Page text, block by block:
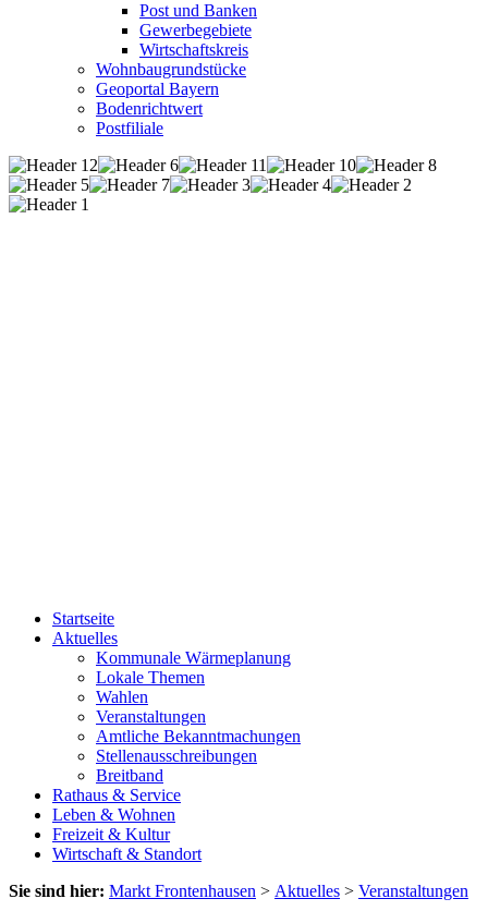
Post und Banken
Gewerbegebiete
Wirtschaftskreis
Wohnbaugrundstücke
Geoportal Bayern
Bodenrichtwert
Postfiliale
Startseite
Aktuelles
Kommunale Wärmeplanung
Lokale Themen
Wahlen
Veranstaltungen
Amtliche Bekanntmachungen
Stellenausschreibungen
Breitband
Rathaus & Service
Leben & Wohnen
Freizeit & Kultur
Wirtschaft & Standort
Sie sind hier: Markt Frontenhausen > Aktuelles > Veranstaltungen